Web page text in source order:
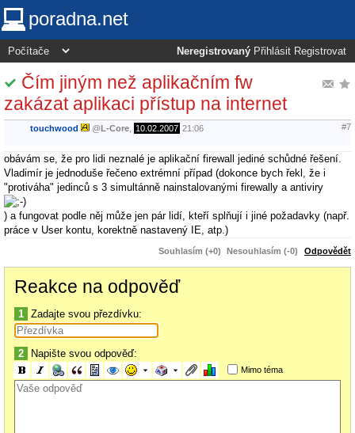
poradna.net
Neregistrovaný Přihlásit Registrovat
Čím jiným než aplikačním fw
zakázat aplikaci přístup na internet
touchwood @L-Core 10.02.2007 21:06 #7
obávám se, že pro lidi neznalé je aplikační firewall jediné schůdné řešení.
Vladimír je jednoduše řečeno extrémní případ (dokonce bych řekl, že i
"protiváha" jedinců s 3 simultánně nainstalovanými firewally a antiviry
) a fungovat podle něj může jen pár lidí, kteří splňují i jiné požadavky (např.
práce v User kontu, korektně nastavený IE, atp.)
Souhlasím (+0) Nesouhlasím (-0) Odpovědět
Reakce na odpověď
1 Zadajte svou přezdívku:
2 Napište svou odpověď:
Mimo téma